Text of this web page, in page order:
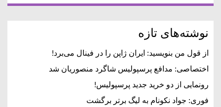
نوشته‌های تازه
از قول من بنویسید: ایران ژاپن را در فینال می‌برد!
اختصاصی: مدافع پرسپولیس شاگرد منصوریان شد
رونمایی از دو خرید جدید پرسپولیس!
فوری: جواد نکونام به لیگ برتر برگشت